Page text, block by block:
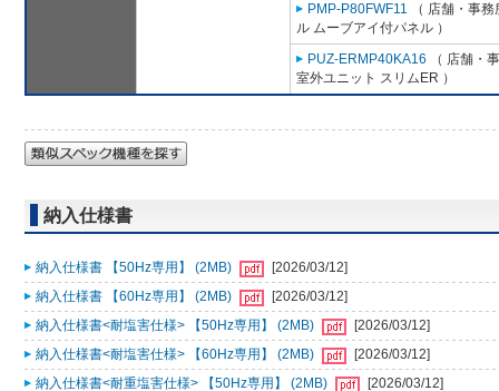
PMP-P80FWF11 （ 店舗・事
ル ムーブアイ付パネル ）
PUZ-ERMP40KA16 （ 店舗・
室外ユニット スリムER ）
納入仕様書
納入仕様書 【50Hz専用】 (2MB)
[2026/03/12]
納入仕様書 【60Hz専用】 (2MB)
[2026/03/12]
納入仕様書<耐塩害仕様> 【50Hz専用】 (2MB)
[2026/03/12]
納入仕様書<耐塩害仕様> 【60Hz専用】 (2MB)
[2026/03/12]
納入仕様書<耐重塩害仕様> 【50Hz専用】 (2MB)
[2026/03/12]